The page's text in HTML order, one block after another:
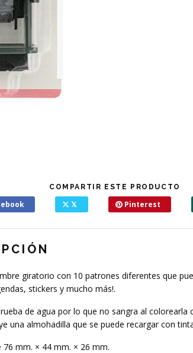
COMPARTIR ESTE PRODUCTO
𝕏 Pinterest
giratorio con 10 patrones diferentes que
stickers y mucho más!.
de agua por lo que no sangra al colorearla
una almohadilla que se puede recargar con
76 mm. × 44 mm. × 26 mm.